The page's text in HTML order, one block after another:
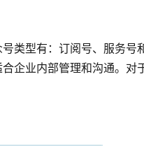
类型有：订阅号、服务号
企业内部管理和沟通。对